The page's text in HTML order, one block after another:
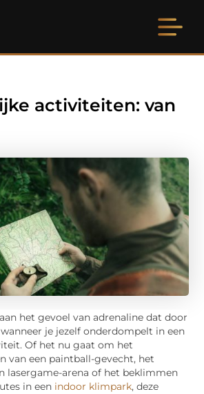
activiteiten: van
het gevoel van adrenaline dat door
je jezelf onderdompelt in een
Of het nu gaat om het
van een paintball-gevecht, het
lasergame-arena of het beklimmen
in een indoor klimpark, deze